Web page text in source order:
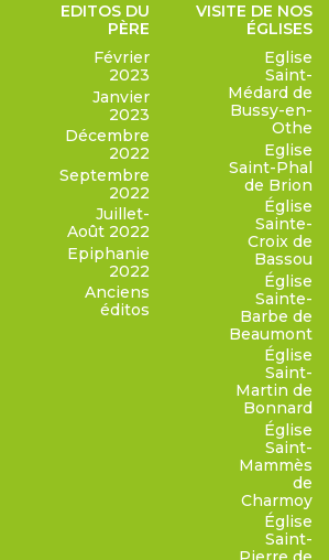
EDITOS DU
PÈRE
Février
2023
Janvier
2023
Décembre
2022
Septembre
2022
Juillet-
Août 2022
Epiphanie
2022
Anciens
éditos
VISITE DE NOS
ÉGLISES
Eglise
Saint-
Médard de
Bussy-en-
Othe
Eglise
Saint-Phal
de Brion
Église
Sainte-
Croix de
Bassou
Église
Sainte-
Barbe de
Beaumont
Église
Saint-
Martin de
Bonnard
Église
Saint-
Mammès
de
Charmoy
Église
Saint-